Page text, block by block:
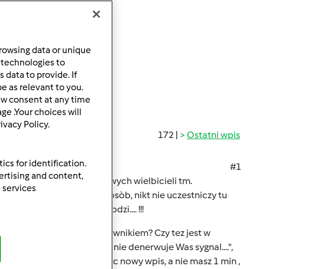
172 | Ostatni wpis
#1
nie widac tutaj prawdziwych wielbicieli tm.
i kilku zaledwie innych osòb, nikt nie uczestniczy tu
nikogo nic nie obchodzi.... !!!
byla jedynym uzytkownikiem? Czy tez jest w
TM31...... " Czy nie denerwuje Was sygnal....",
Masz czas przeczytac nowy wpis, a nie masz 1 min ,
data or unique
to
data to provide. If
as relevant to you.
consent at any time
.Your choices will
Policy.
for identification.
and content,